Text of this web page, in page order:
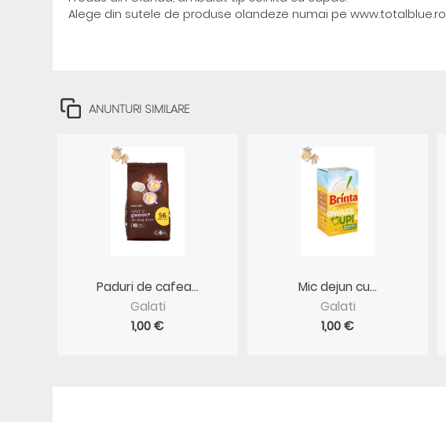
Alege din sutele de produse olandeze numai pe www.totalblue.ro
ANUNTURI SIMILARE
Paduri de cafea...
Galati
1,00 €
Mic dejun cu...
Galati
1,00 €